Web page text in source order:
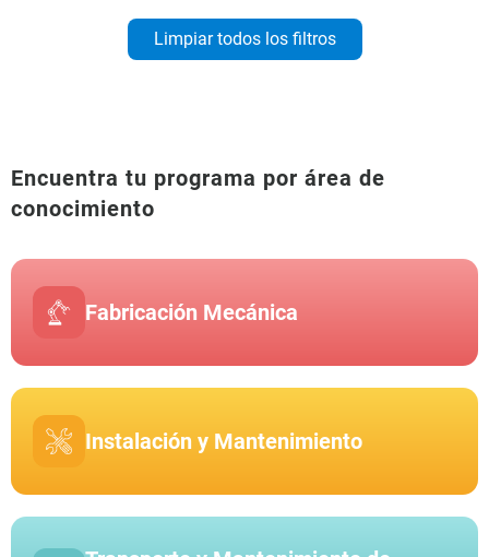
Limpiar todos los filtros
Encuentra tu programa por área de
conocimiento
Fabricación Mecánica
Instalación y Mantenimiento